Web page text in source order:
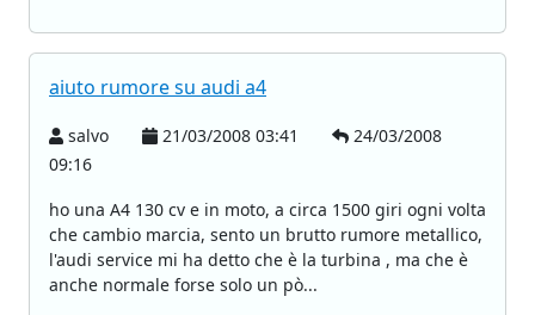
aiuto rumore su audi a4
salvo 21/03/2008 03:41
24/03/2008
09:16
ho una A4 130 cv e in moto, a circa 1500 giri ogni volta
che cambio marcia, sento un brutto rumore metallico,
l'audi service mi ha detto che è la turbina , ma che è
anche normale forse solo un pò...